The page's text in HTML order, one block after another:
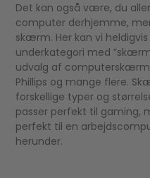
Det kan også være, du
computer derhjemme,
skærm. Her kan vi
underkategori med
udvalg af
Phillips og mange flere.
forskellige typer og
passer perfekt til gaming,
perfekt til en
herunder.